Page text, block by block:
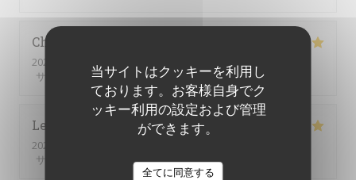
当サイトはクッキーを利用し
ております。お客様自身でク
ッキー利用の設定および管理
ができます。
全てに同意する
Chopard
2026-08-05
- 19:45 - ゲスト 2
サービス
/5 雰囲気 : 5/5 メニュー:5/5 品質-価格
Leon
2026-08-07
サービス
雰囲気:5/5 メニュー:5/5